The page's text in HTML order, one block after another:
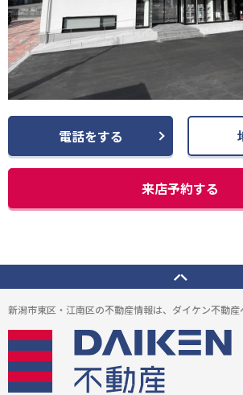
電話をする
来店予約する
新潟市東区・江南区の不動産情報は、ダイケン不動産